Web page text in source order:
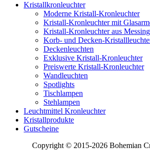
Kristallkronleuchter
Moderne Kristall-Kronleuchter
Kristall-Kronleuchter mit
Kristall-Kronleuchter aus Messing
Korb- und Decken-
Deckenleuchten
Exklusive Kristall-Kronleuchter
Preiswerte Kristall-Kronleuchter
Wandleuchten
Spotlights
Tischlampen
Stehlampen
Leuchtmittel Kronleuchter
Kristallprodukte
Gutscheine
Copyright © 2015-2026 Bohemian